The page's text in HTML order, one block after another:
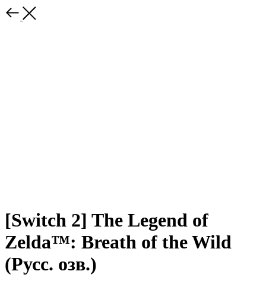
[Switch 2] The Legend of
Zelda™: Breath of the Wild
(Русс. озв.)